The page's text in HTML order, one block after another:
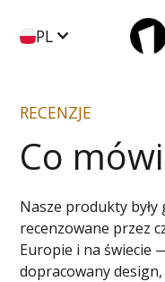
PL
RECENZJE
Co
Nasze produkty
recenzowane przez
Europie i na świecie
dopracowany